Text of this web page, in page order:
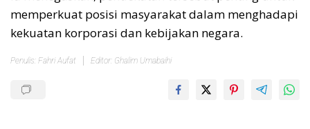
memperkuat posisi masyarakat dalam menghadapi
kekuatan korporasi dan kebijakan negara.
Penulis: Fahri Aufat Editor: Ghalim Umabaihi